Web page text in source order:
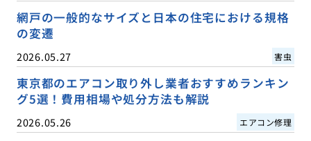
網戸の一般的なサイズと日本の住宅における規格
の変遷
2026.05.27 害虫
東京都のエアコン取り外し業者おすすめランキン
グ5選！費用相場や処分方法も解説
2026.05.26 エアコン修理